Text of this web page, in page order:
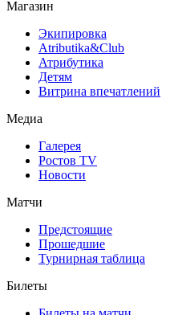
Магазин
Экипировка
Atributika&Club
Атрибутика
Детям
Витрина впечатлений
Медиа
Галерея
Ростов TV
Новости
Матчи
Предстоящие
Прошедшие
Турнирная таблица
Билеты